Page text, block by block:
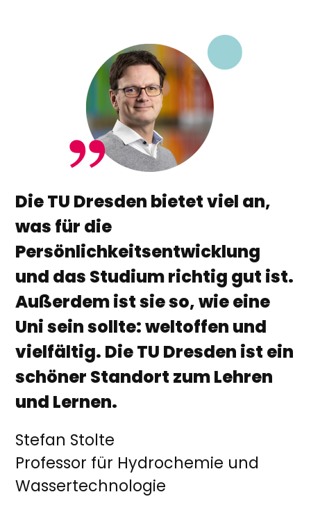
Die TU Dresden bietet viel an,
was für die
Persönlichkeitsentwicklung
und das Studium richtig gut ist.
Außerdem ist sie so, wie eine
Uni sein sollte: weltoffen und
vielfältig. Die TU Dresden ist ein
schöner Standort zum Lehren
und Lernen.
Stefan Stolte
Professor für Hydrochemie und
Wassertechnologie